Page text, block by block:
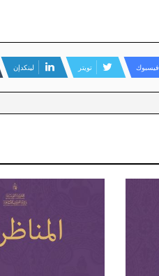
فيسبوك تويتر لينكدإن